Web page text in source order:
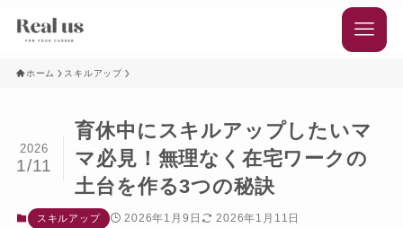
ホーム スキルアップ
育休中にスキルアップしたいマ
マ必見！無理なく在宅ワークの
土台を作る3つの秘訣
2026
1/11
スキルアップ 2026年1月9日 2026年1月11日